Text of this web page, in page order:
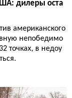
дилеры оста
американского
непобедимо
точках, в недоу